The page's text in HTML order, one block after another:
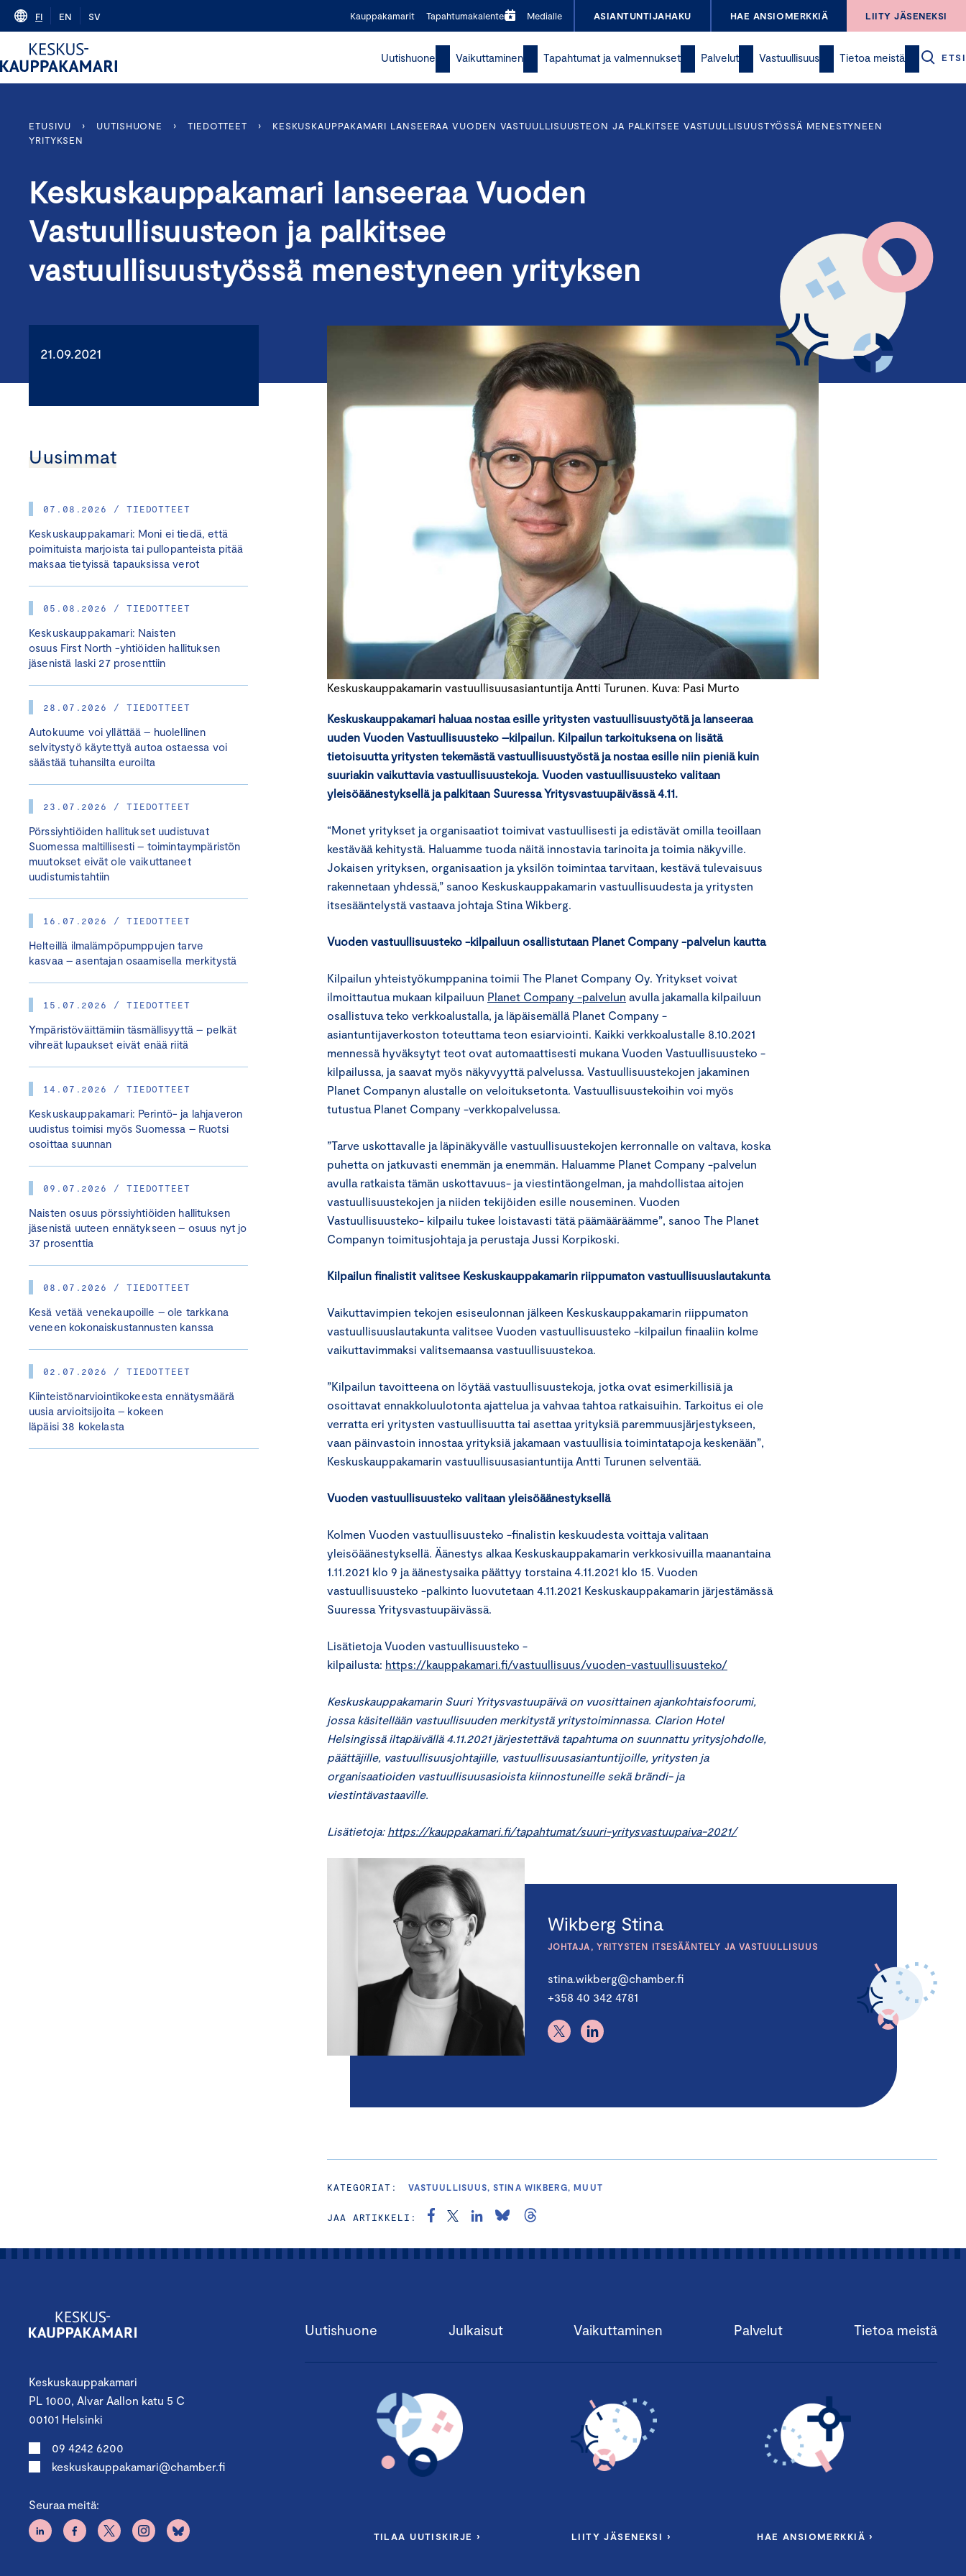
Skip
content
FI EN SV Kauppakamarit Tapahtumakalenteri Medialle ASIANTUNTIJAHAKU HAE ANSIOMERKKIÄ LIITY JÄSENEKSI
Uutishuone Vaikuttaminen Tapahtumat ja valmennukset Palvelut Vastuullisuus Tietoa meistä ETSI
ETUSIVU › UUTISHUONE › TIEDOTTEET ›
KESKUSKAUPPAKAMARI LANSEERAA VUODEN VASTUULLISUUSTEON JA PALKITSEE VASTUULLISUUSTYÖSSÄ MENESTYNEEN
YRITYKSEN
Keskuskauppakamari lanseeraa Vuoden
Vastuullisuusteon ja palkitsee
vastuullisuustyössä menestyneen yrityksen
21.09.2021
Uusimmat
07.08.2026 / TIEDOTTEET
Keskuskauppakamari: Moni ei tiedä, että
poimituista marjoista tai pullopanteista pitää
maksaa tietyissä tapauksissa verot
05.08.2026 / TIEDOTTEET
Keskuskauppakamari: Naisten
osuus First North -yhtiöiden hallituksen
jäsenistä laski 27 prosenttiin
28.07.2026 / TIEDOTTEET
Autokuume voi yllättää – huolellinen
selvitystyö käytettyä autoa ostaessa voi
säästää tuhansilta euroilta
23.07.2026 / TIEDOTTEET
Pörssiyhtiöiden hallitukset uudistuvat
Suomessa maltillisesti – toimintaympäristön
muutokset eivät ole vaikuttaneet
uudistumistahtiin
16.07.2026 / TIEDOTTEET
Helteillä ilmalämpöpumppujen tarve
kasvaa – asentajan osaamisella merkitystä
15.07.2026 / TIEDOTTEET
Ympäristöväittämiin täsmällisyyttä – pelkät
vihreät lupaukset eivät enää riitä
14.07.2026 / TIEDOTTEET
Keskuskauppakamari: Perintö- ja lahjaveron
uudistus toimisi myös Suomessa – Ruotsi
osoittaa suunnan
09.07.2026 / TIEDOTTEET
Naisten osuus pörssiyhtiöiden hallituksen
jäsenistä uuteen ennätykseen – osuus nyt jo
37 prosenttia
08.07.2026 / TIEDOTTEET
Kesä vetää venekaupoille – ole tarkkana
veneen kokonaiskustannusten kanssa
02.07.2026 / TIEDOTTEET
Kiinteistönarviointikokeesta ennätysmäärä
uusia arvioitsijoita – kokeen
läpäisi 38 kokelasta
Keskuskauppakamarin vastuullisuusasiantuntija Antti Turunen. Kuva: Pasi Murto
Keskuskauppakamari haluaa nostaa esille yritysten vastuullisuustyötä ja lanseeraa
uuden Vuoden Vastuullisuusteko –kilpailun. Kilpailun tarkoituksena on lisätä
tietoisuutta yritysten tekemästä vastuullisuustyöstä ja nostaa esille niin pieniä kuin
suuriakin vaikuttavia vastuullisuustekoja. Vuoden vastuullisuusteko valitaan
yleisöäänestyksellä ja palkitaan Suuressa Yritysvastuupäivässä 4.11.
“Monet yritykset ja organisaatiot toimivat vastuullisesti ja edistävät omilla teoillaan
kestävää kehitystä. Haluamme tuoda näitä innostavia tarinoita ja toimia näkyville.
Jokaisen yrityksen, organisaation ja yksilön toimintaa tarvitaan, kestävä tulevaisuus
rakennetaan yhdessä,” sanoo Keskuskauppakamarin vastuullisuudesta ja yritysten
itsesääntelystä vastaava johtaja Stina Wikberg.
Vuoden vastuullisuusteko -kilpailuun osallistutaan Planet Company -palvelun kautta
Kilpailun yhteistyökumppanina toimii The Planet Company Oy. Yritykset voivat
ilmoittautua mukaan kilpailuun Planet Company -palvelun avulla jakamalla kilpailuun
osallistuva teko verkkoalustalla, ja läpäisemällä Planet Company -
asiantuntijaverkoston toteuttama teon esiarviointi. Kaikki verkkoalustalle 8.10.2021
mennessä hyväksytyt teot ovat automaattisesti mukana Vuoden Vastuullisuusteko -
kilpailussa, ja saavat myös näkyvyyttä palvelussa. Vastuullisuustekojen jakaminen
Planet Companyn alustalle on veloituksetonta. Vastuullisuustekoihin voi myös
tutustua Planet Company -verkkopalvelussa.
”Tarve uskottavalle ja läpinäkyvälle vastuullisuustekojen kerronnalle on valtava, koska
puhetta on jatkuvasti enemmän ja enemmän. Haluamme Planet Company -palvelun
avulla ratkaista tämän uskottavuus- ja viestintäongelman, ja mahdollistaa aitojen
vastuullisuustekojen ja niiden tekijöiden esille nouseminen. Vuoden
Vastuullisuusteko- kilpailu tukee loistavasti tätä päämääräämme”, sanoo The Planet
Companyn toimitusjohtaja ja perustaja Jussi Korpikoski.
Kilpailun finalistit valitsee Keskuskauppakamarin riippumaton vastuullisuuslautakunta
Vaikuttavimpien tekojen esiseulonnan jälkeen Keskuskauppakamarin riippumaton
vastuullisuuslautakunta valitsee Vuoden vastuullisuusteko -kilpailun finaaliin kolme
vaikuttavimmaksi valitsemaansa vastuullisuustekoa.
”Kilpailun tavoitteena on löytää vastuullisuustekoja, jotka ovat esimerkillisiä ja
osoittavat ennakkoluulotonta ajattelua ja vahvaa tahtoa ratkaisuihin. Tarkoitus ei ole
verratta eri yritysten vastuullisuutta tai asettaa yrityksiä paremmuusjärjestykseen,
vaan päinvastoin innostaa yrityksiä jakamaan vastuullisia toimintatapoja keskenään”,
Keskuskauppakamarin vastuullisuusasiantuntija Antti Turunen selventää.
Vuoden vastuullisuusteko valitaan yleisöäänestyksellä
Kolmen Vuoden vastuullisuusteko -finalistin keskuudesta voittaja valitaan
yleisöäänestyksellä. Äänestys alkaa Keskuskauppakamarin verkkosivuilla maanantaina
1.11.2021 klo 9 ja äänestysaika päättyy torstaina 4.11.2021 klo 15. Vuoden
vastuullisuusteko -palkinto luovutetaan 4.11.2021 Keskuskauppakamarin järjestämässä
Suuressa Yritysvastuupäivässä.
Lisätietoja Vuoden vastuullisuusteko -
kilpailusta: https://kauppakamari.fi/vastuullisuus/vuoden-vastuullisuusteko/
Keskuskauppakamarin Suuri Yritysvastuupäivä on vuosittainen ajankohtaisfoorumi,
jossa käsitellään vastuullisuuden merkitystä yritystoiminnassa. Clarion Hotel
Helsingissä iltapäivällä 4.11.2021 järjestettävä tapahtuma on suunnattu yritysjohdolle,
päättäjille, vastuullisuusjohtajille, vastuullisuusasiantuntijoille, yritysten ja
organisaatioiden vastuullisuusasioista kiinnostuneille sekä brändi- ja
viestintävastaaville.
Lisätietoja: https://kauppakamari.fi/tapahtumat/suuri-yritysvastuupaiva-2021/
Wikberg Stina
JOHTAJA, YRITYSTEN ITSESÄÄNTELY JA VASTUULLISUUS
stina.wikberg@chamber.fi
+358 40 342 4781
KATEGORIAT: VASTUULLISUUS, STINA WIKBERG, MUUT
JAA ARTIKKELI:
Keskuskauppakamari
PL 1000, Alvar Aallon katu 5 C
00101 Helsinki
09 4242 6200
keskuskauppakamari@chamber.fi
Seuraa meitä:
Uutishuone Julkaisut Vaikuttaminen Palvelut Tietoa meistä
TILAA UUTISKIRJE › LIITY JÄSENEKSI › HAE ANSIOMERKKIÄ ›